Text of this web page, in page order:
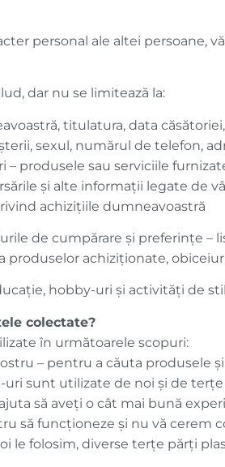
personal ale altei persoane,
dar nu se limitează la:
titulatura, data
sexul, numărul de telefon,
– produsele sau serviciile
și alte informații legate de
achizițiile dumneavoastră
de cumpărare şi preferinţe
produselor achiziționate,
hobby-uri și activități de
colectate?
în următoarele scopuri:
– pentru a căuta produsele
uri sunt utilizate de noi și de
să aveţi o cât mai bună
să funcționeze și nu vă
le folosim, diverse terțe părți